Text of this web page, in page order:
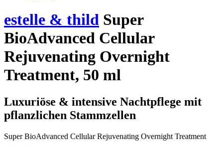
estelle & thild Super
BioAdvanced Cellular
Rejuvenating Overnight
Treatment, 50 ml
Luxuriöse & intensive Nachtpflege mit
pflanzlichen Stammzellen
Super BioAdvanced Cellular Rejuvenating Overnight Treatment